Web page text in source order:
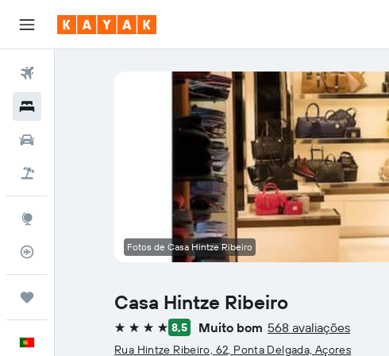
Monitorizador de voos
Casa Hintze Ribeiro
4 estrelas 8,5 Muito bom 568 avaliações
Rua Hintze Ribeiro, 62, Ponta Delgada, Açores
Fotos de Casa Hintze Ribeiro